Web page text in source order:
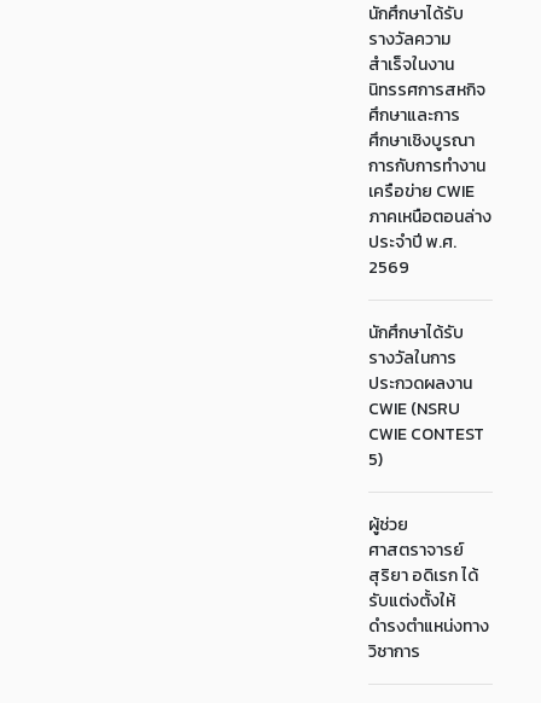
นักศึกษาได้รับ
รางวัลความ
สำเร็จในงาน
นิทรรศการสหกิจ
ศึกษาและการ
ศึกษาเชิงบูรณา
การกับการทำงาน
เครือข่าย CWIE
ภาคเหนือตอนล่าง
ประจำปี พ.ศ.
2569
นักศึกษาได้รับ
รางวัลในการ
ประกวดผลงาน
CWIE (NSRU
CWIE CONTEST
5)
ผู้ช่วย
ศาสตราจารย์
สุริยา อดิเรก ได้
รับแต่งตั้งให้
ดำรงตำแหน่งทาง
วิชาการ